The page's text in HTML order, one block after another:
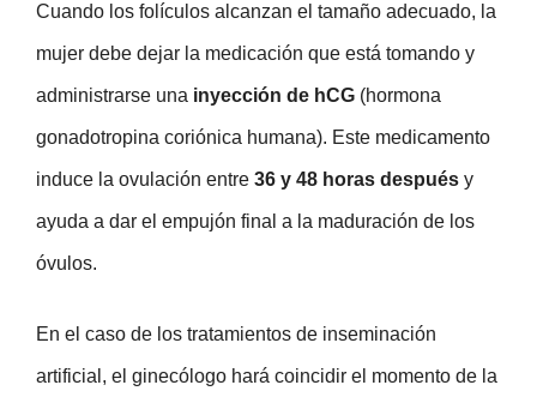
Cuando los folículos alcanzan el tamaño adecuado, la
mujer debe dejar la medicación que está tomando y
administrarse una inyección de hCG (hormona
gonadotropina coriónica humana). Este medicamento
induce la ovulación entre 36 y 48 horas después y
ayuda a dar el empujón final a la maduración de los
óvulos.
En el caso de los tratamientos de inseminación
artificial, el ginecólogo hará coincidir el momento de la